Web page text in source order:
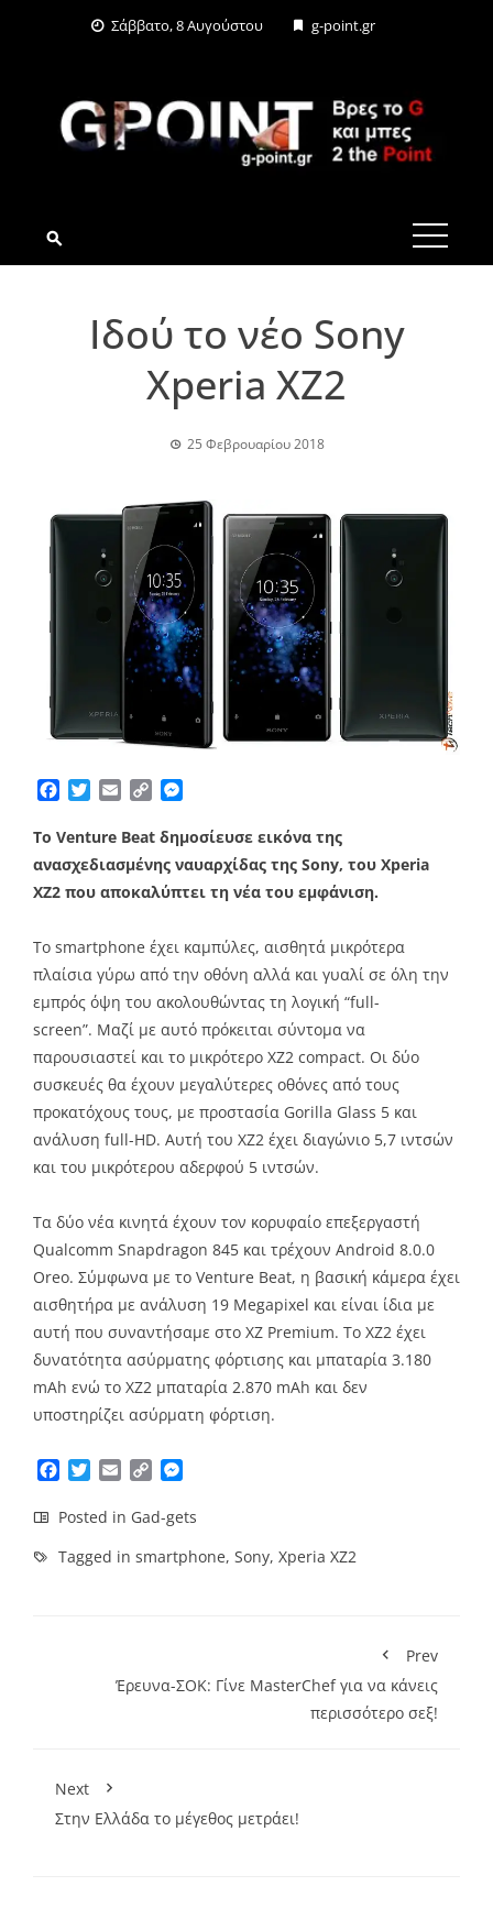
Σάββατο, 8 Αυγούστου g-point.gr
G-POINT.GR
Iδού το νέο Sony
Xperia XZ2
25 Φεβρουαρίου 2018
Facebook
TwitterEmailCopy
Το Venture Beat δημοσίευσε εικόνα της
ανασχεδιασμένης ναυαρχίδας της Sony, του Xperia
XZ2 που αποκαλύπτει τη νέα του εμφάνιση.
To smartphone έχει καμπύλες, αισθητά μικρότερα
πλαίσια γύρω από την οθόνη αλλά και γυαλί σε όλη την
εμπρός όψη του ακολουθώντας τη λογική “full-
screen”. Μαζί με αυτό πρόκειται σύντομα να
παρουσιαστεί και το μικρότερο XZ2 compact. Οι δύο
συσκευές θα έχουν μεγαλύτερες οθόνες από τους
προκατόχους τους, με προστασία Gorilla Glass 5 και
ανάλυση full-HD. Αυτή του XZ2 έχει διαγώνιο 5,7 ιντσών
και του μικρότερου αδερφού 5 ιντσών.
Τα δύο νέα κινητά έχουν τον κορυφαίο επεξεργαστή
Qualcomm Snapdragon 845 και τρέχουν Android 8.0.0
Oreo. Σύμφωνα με το Venture Beat, η βασική κάμερα έχει
αισθητήρα με ανάλυση 19 Μegapixel και είναι ίδια με
αυτή που συναντήσαμε στο XZ Premium. Το XZ2 έχει
δυνατότητα ασύρματης φόρτισης και μπαταρία 3.180
mAh ενώ το XZ2 μπαταρία 2.870 mAh και δεν
υποστηρίζει ασύρματη φόρτιση.
Facebook
TwitterEmailCopy
Posted in Gad-gets
Tagged in smartphone, Sony, Xperia XZ2
Prev
Έρευνα-ΣΟΚ: Γίνε MasterChef για να κάνεις
περισσότερο σεξ!
Next
Στην Ελλάδα το μέγεθος μετράει!